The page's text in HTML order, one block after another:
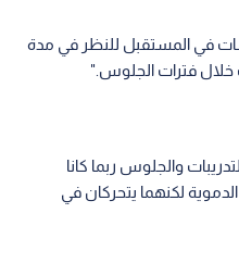
في المستقبل للنظر في مدة
خلال فترات الجلوس."
والجلوس ربما كانا
لكنهما يتحركان في